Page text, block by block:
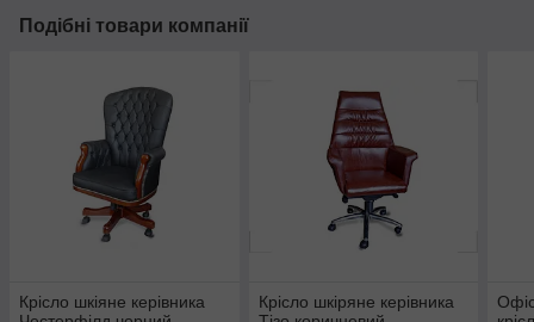
Подібні товари компанії
Крісло шкіяне керівника
Крісло шкіряне керівника